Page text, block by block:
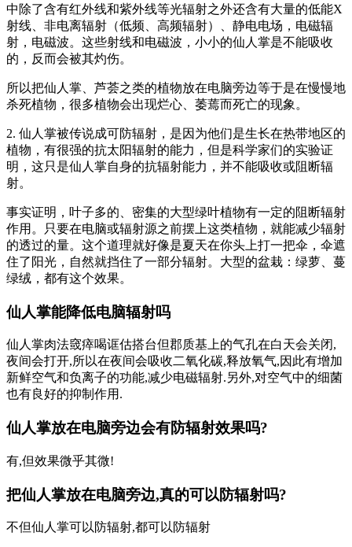
中除了含有红外线和紫外线等光辐射之外还含有大量的低能X
射线、非电离辐射（低频、高频辐射）、静电电场，电磁辐
射，电磁波。这些射线和电磁波，小小的仙人掌是不能吸收
的，反而会被其灼伤。
所以把仙人掌、芦荟之类的植物放在电脑旁边等于是在慢慢地
杀死植物，很多植物会出现烂心、萎蔫而死亡的现象。
2. 仙人掌被传说成可防辐射，是因为他们是生长在热带地区的
植物，有很强的抗太阳辐射的能力，但是科学家们的实验证
明，这只是仙人掌自身的抗辐射能力，并不能吸收或阻断辐
射。
事实证明，叶子多的、密集的大型绿叶植物有一定的阻断辐射
作用。只要在电脑或辐射源之前摆上这类植物，就能减少辐射
的透过的量。这个道理就好像是夏天在你头上打一把伞，伞遮
住了阳光，自然就挡住了一部分辐射。大型的盆栽：绿萝、蔓
绿绒，都有这个效果。
仙人掌能降低电脑辐射吗
仙人掌肉法窢瘁喝诓估搭台但郡质基上的气孔在白天会关闭,
夜间会打开,所以在夜间会吸收二氧化碳,释放氧气,因此有增加
新鲜空气和负离子的功能,减少电磁辐射.另外,对空气中的细菌
也有良好的抑制作用.
仙人掌放在电脑旁边会有防辐射效果吗?
有,但效果微乎其微!
把仙人掌放在电脑旁边,真的可以防辐射吗?
不但仙人掌可以防辐射,都可以防辐射